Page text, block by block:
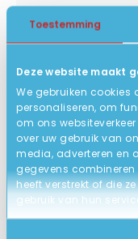
Toestemming
Deze website maakt
We gebruiken cookies
personaliseren, om
om ons
over uw gebruik van
media, adverteren en
gegevens
heeft verstrekt of die
gebruik van hun
AANSLUITING
BESTURINGSSYSTEEM
TOETSENBORD
AFMETING
ACCU
STATUS PRODUCT
GARANTIE